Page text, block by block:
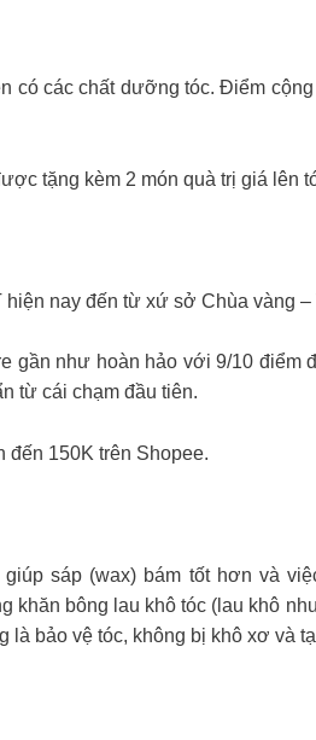
có các chất dưỡng tóc. Điểm
tặng kèm 2 món quà trị giá lên
nay đến từ xứ sở Chùa vàng –
gần như hoàn hảo với 9/10
từ cái chạm đầu tiên.
đến 150K trên Shopee.
sáp (wax) bám tốt hơn và
khăn bông lau khô tóc (lau khô
bảo vệ tóc, không bị khô xơ và